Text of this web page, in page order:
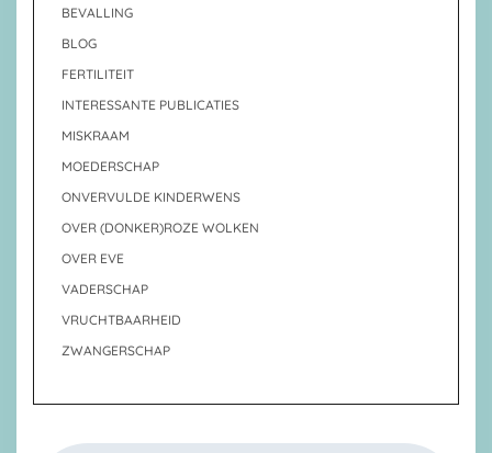
BEVALLING
BLOG
FERTILITEIT
INTERESSANTE PUBLICATIES
MISKRAAM
MOEDERSCHAP
ONVERVULDE KINDERWENS
OVER (DONKER)ROZE WOLKEN
OVER EVE
VADERSCHAP
VRUCHTBAARHEID
ZWANGERSCHAP